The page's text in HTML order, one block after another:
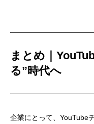
まとめ｜
る”時代へ
企業にとって、YouTube